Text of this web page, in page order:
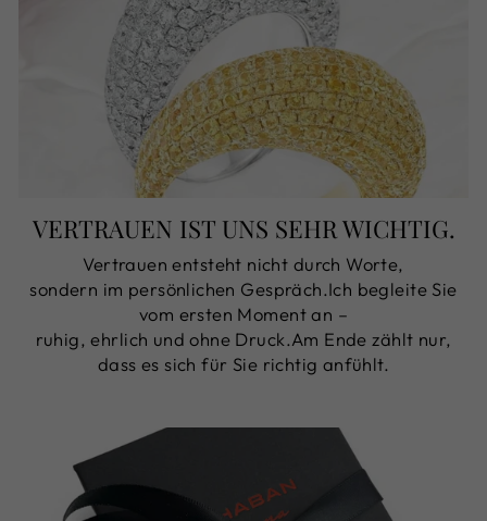
VERTRAUEN IST UNS SEHR WICHTIG.
Vertrauen entsteht nicht durch Worte,
sondern im persönlichen Gespräch.Ich begleite Sie
vom ersten Moment an –
ruhig, ehrlich und ohne Druck.Am Ende zählt nur,
dass es sich für Sie richtig anfühlt.